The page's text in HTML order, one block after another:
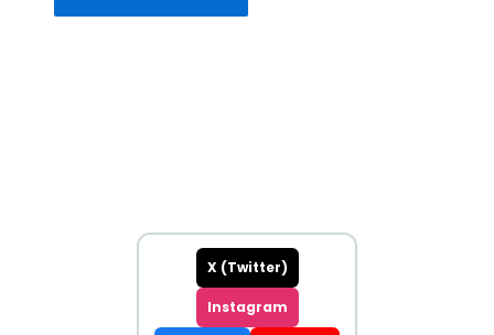
X (Twitter)
Instagram